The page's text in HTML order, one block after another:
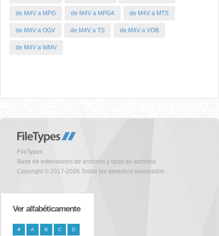
de M4V a MPG de M4V a MPG4 de M4V a MTS
de M4V a OGV de M4V a TS de M4V a VOB
de M4V a WMV
FileTypes
Base de extensiones de archivos y tipos de archivos
Copyright © 2017-2026 Todos los derechos reservados
Ver alfabéticamente
# A B C D